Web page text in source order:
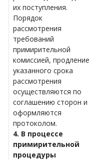
их поступления.
Порядок
рассмотрения
требований
примирительной
комиссией, продление
указанного срока
рассмотрения
осуществляются по
соглашению сторон и
оформляются
протоколом.
4. В процессе
примирительной
процедуры